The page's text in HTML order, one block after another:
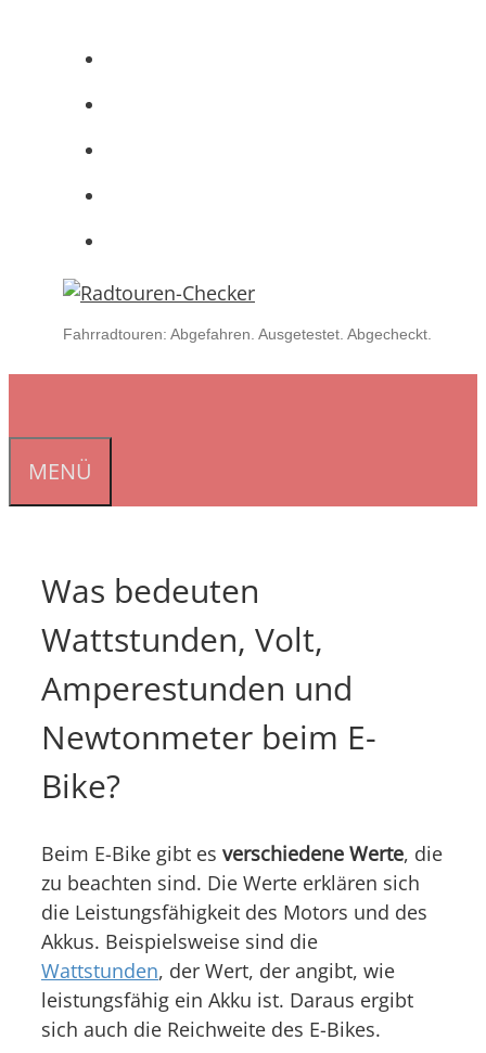
Fahrradtouren: Abgefahren. Ausgetestet. Abgecheckt.
MENÜ
Was bedeuten
Wattstunden, Volt,
Amperestunden und
Newtonmeter beim E-
Bike?
Beim E-Bike gibt es verschiedene Werte, die
zu beachten sind. Die Werte erklären sich
die Leistungsfähigkeit des Motors und des
Akkus. Beispielsweise sind die
Wattstunden, der Wert, der angibt, wie
leistungsfähig ein Akku ist. Daraus ergibt
sich auch die Reichweite des E-Bikes.